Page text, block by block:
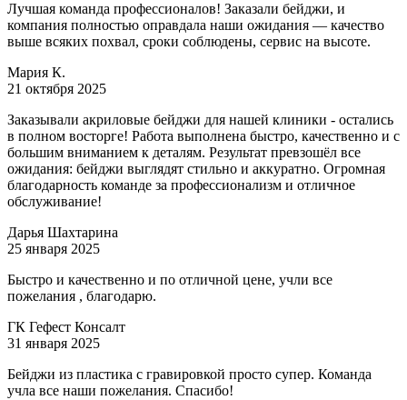
Лучшая команда профессионалов! Заказали бейджи, и
компания полностью оправдала наши ожидания — качество
выше всяких похвал, сроки соблюдены, сервис на высоте.
Мария К.
21 октября 2025
Заказывали акриловые бейджи для нашей клиники - остались
в полном восторге! Работа выполнена быстро, качественно и с
большим вниманием к деталям. Результат превзошёл все
ожидания: бейджи выглядят стильно и аккуратно. Огромная
благодарность команде за профессионализм и отличное
обслуживание!
Дарья Шахтарина
25 января 2025
Быстро и качественно и по отличной цене, учли все
пожелания , благодарю.
ГК Гефест Консалт
31 января 2025
Бейджи из пластика с гравировкой просто супер. Команда
учла все наши пожелания. Спасибо!